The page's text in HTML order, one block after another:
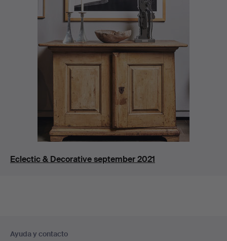
Eclectic & Decorative september 2021
Ayuda y contacto